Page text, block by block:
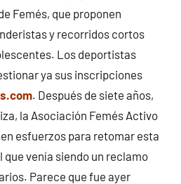
Femés, que proponen
y recorridos cortos
Los deportistas
ya sus inscripciones
. Después de siete años,
la Asociación Femés Activo
esfuerzos para retomar esta
venía siendo un reclamo
Parece que fue ayer